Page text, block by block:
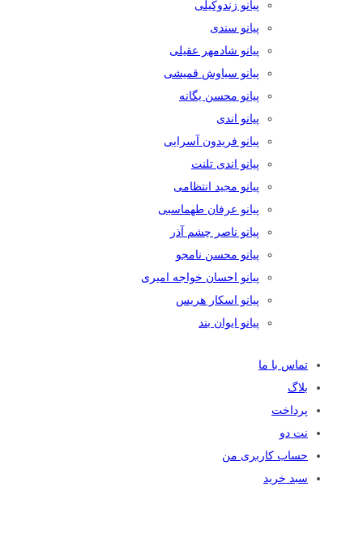
پیانو زندوکیلی
پیانو سندی
پیانو شادمهر عقیلی
پیانو سیاوش قمیشی
پیانو محسن یگانه
پیانو اندی
پیانو فریدون آسرایی
پیانو اندی تلنت
پیانو مجید انتظامی
پیانو عرفان طهماسبی
پیانو ناصر چشم آذر
پیانو محسن نامجو
پیانو احسان خواجه امیری
پیانو اسکار هریس
پیانو ایوان بند
تماس با ما
بلاگ
پرداخت
نت دو
حساب کاربری من
سبد خرید